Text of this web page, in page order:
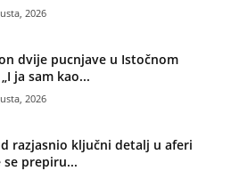
2026
dvije pucnjave u Istočnom
ja sam kao...
2026
razjasnio ključni detalj u aferi
se prepiru...